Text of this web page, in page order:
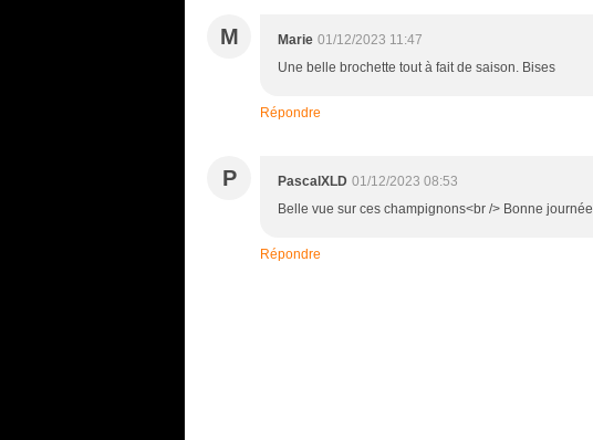
M Marie 01/12/2023 11:47
Une belle brochette tout à fait de saison. Bises
Répondre
P PascalXLD 01/12/2023 08:53
Belle vue sur ces champignons<br /> Bonne journée
Répondre